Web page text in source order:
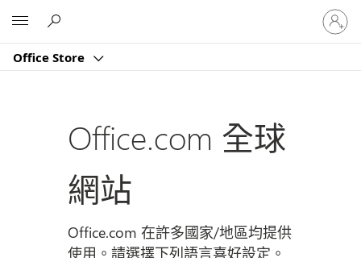
Office Store
登
入
您
Office.com 全球
網站
Office.com 在許多國家/地區均提供
使用。請選擇下列語言喜好設定。